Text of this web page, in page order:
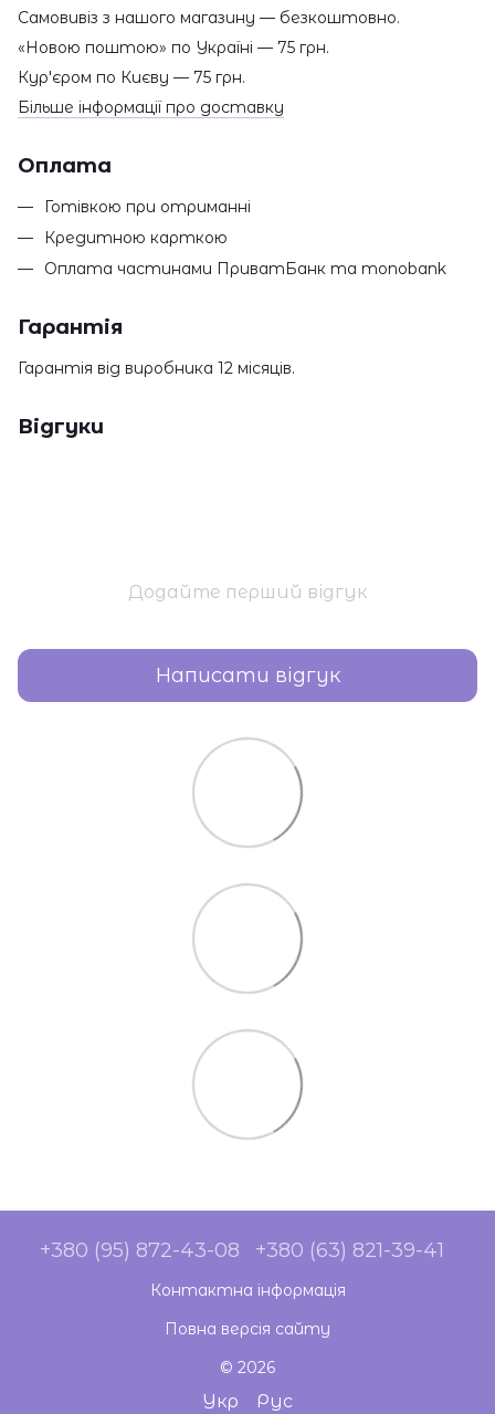
Самовивіз з нашого магазину — безкоштовно.
«Новою поштою» по Україні — 75 грн.
Кур'єром по Києву — 75 грн.
Більше інформації про доставку
Оплата
Готівкою при отриманні
Кредитною карткою
Оплата частинами ПриватБанк та monobank
Гарантія
Гарантія від виробника 12 місяців.
Відгуки
Додайте перший відгук
Написати відгук
+380 (95) 872-43-08 +380 (63) 821-39-41
Контактна інформація
Повна версія сайту
© 2026
Укр Рус